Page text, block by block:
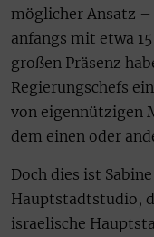
möglicher Ansatz
anfangs mit etwa
großen Präsenz
Regierungschefs
von eigennützigen
dem einen oder
Doch dies ist
Hauptstadtstudio,
israelische